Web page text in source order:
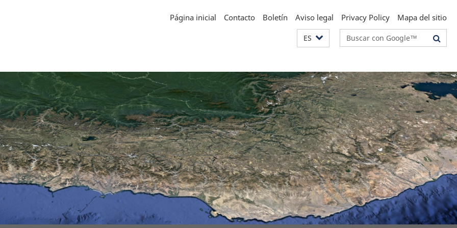
Página inicial Contacto Boletín Aviso legal Privacy Policy Mapa del sitio
ES Suchbegriffe